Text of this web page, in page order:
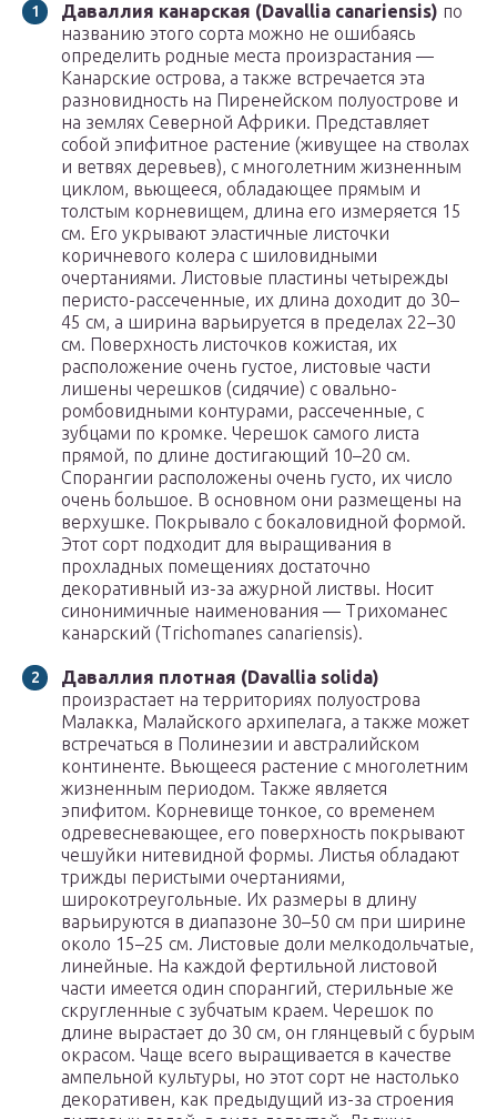
Даваллия канарская (Davallia canariensis) по
названию этого сорта можно не ошибаясь
определить родные места произрастания —
Канарские острова, а также встречается эта
разновидность на Пиренейском полуострове и
на землях Северной Африки. Представляет
собой эпифитное растение (живущее на стволах
и ветвях деревьев), с многолетним жизненным
циклом, вьющееся, обладающее прямым и
толстым корневищем, длина его измеряется 15
см. Его укрывают эластичные листочки
коричневого колера с шиловидными
очертаниями. Листовые пластины четырежды
перисто-рассеченные, их длина доходит до 30–
45 см, а ширина варьируется в пределах 22–30
см. Поверхность листочков кожистая, их
расположение очень густое, листовые части
лишены черешков (сидячие) с овально-
ромбовидными контурами, рассеченные, с
зубцами по кромке. Черешок самого листа
прямой, по длине достигающий 10–20 см.
Спорангии расположены очень густо, их число
очень большое. В основном они размещены на
верхушке. Покрывало с бокаловидной формой.
Этот сорт подходит для выращивания в
прохладных помещениях достаточно
декоративный из-за ажурной листвы. Носит
синонимичные наименования — Трихоманес
канарский (Trichomanes canariensis).
Даваллия плотная (Davallia solida)
произрастает на территориях полуострова
Малакка, Малайского архипелага, а также может
встречаться в Полинезии и австралийском
континенте. Вьющееся растение с многолетним
жизненным периодом. Также является
эпифитом. Корневище тонкое, со временем
одревесневающее, его поверхность покрывают
чешуйки нитевидной формы. Листья обладают
трижды перистыми очертаниями,
широкотреугольные. Их размеры в длину
варьируются в диапазоне 30–50 см при ширине
около 15–25 см. Листовые доли мелкодольчатые,
линейные. На каждой фертильной листовой
части имеется один спорангий, стерильные же
скругленные с зубчатым краем. Черешок по
длине вырастает до 30 см, он глянцевый с бурым
окрасом. Чаще всего выращивается в качестве
ампельной культуры, но этот сорт не настолько
декоративен, как предыдущий из-за строения